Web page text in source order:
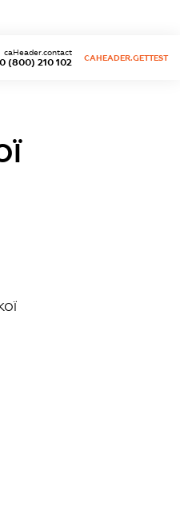
0 (800) 210 102
caHeader.contact
CAHEADER.GETTEST